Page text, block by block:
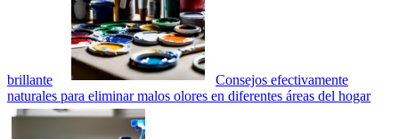
brillante
Consejos efectivamente
naturales para eliminar malos olores en diferentes áreas del hogar